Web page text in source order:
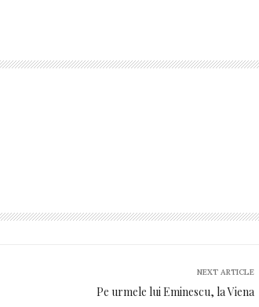
NEXT ARTICLE
Pe urmele lui Eminescu, la Viena